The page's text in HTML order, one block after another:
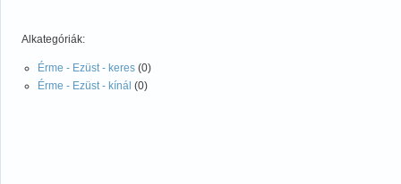
Alkategóriák:
Érme - Ezüst - keres (0)
Érme - Ezüst - kínál (0)